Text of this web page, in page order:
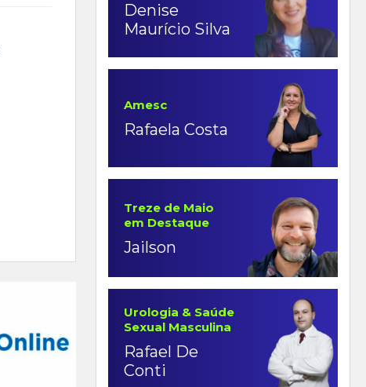
Denise
Maurício Silva
Amesc
Rafaela Costa
Treze de Maio
em Destaque
Jailson
Urologia & Saúde
Sexual Masculina
Rafael De
Conti